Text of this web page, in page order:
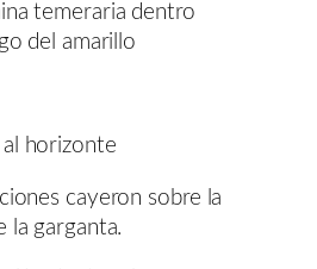
temeraria dentro
del amarillo
horizonte
cayeron sobre la
la garganta.